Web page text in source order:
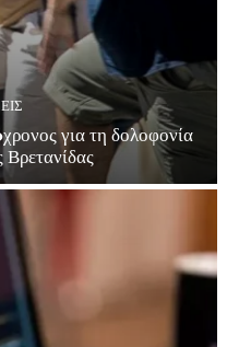
για τη δολοφονία